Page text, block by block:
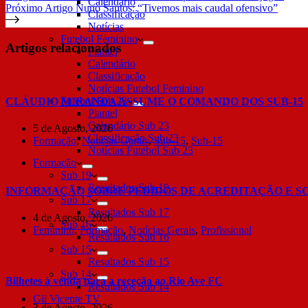
Classificação
Notícias
Futebol Feminino
Plantel
Calendário
Classificação
Notícias Futebol Feminino
Futebol Sub 23
Plantel
Calendário Sub 23
Classificação Sub 23
Notícias Futebol Sub 23
Formação
Sub 19
Resultados Sub 19
Sub 17
Resultados Sub 17
Sub 16
Resultados Sub 16
Sub 15
Resultados Sub 15
Sub 14
Resultados Sub 14
Gil Vicente TV
Próximo Artigo Nuno Santos: “Tivemos mais caudal ofensivo”
Artigos relacionados
CLÁUDIO MIRANDA ASSUME O COMANDO DOS SUB-15
5 de Agosto, 2026
Formação,Notícias Gerais,Sub-15, Sub-15
INFORMAÇÃO SOBRE PEDIDOS DE ACREDITAÇÃO E
4 de Agosto, 2026
Feminino,Formação, Notícias Gerais, Profissional
Bilhetes à venda para a receção ao Rio Ave FC